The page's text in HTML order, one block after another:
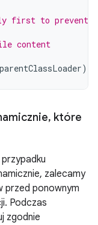
first to prevent
content
parentClassLoader)
, które
zalecamy
przed ponownym
Podczas
zgodnie